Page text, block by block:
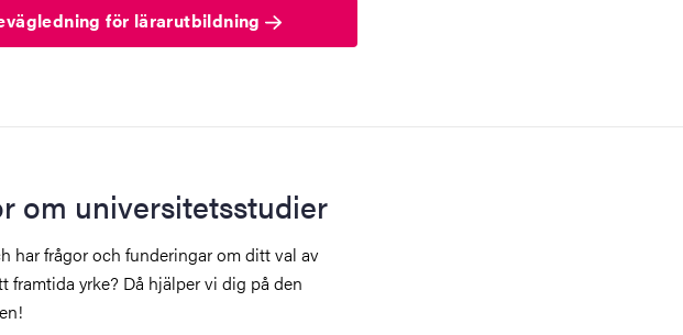
för lärarutbildning
om universitetsstudier
har frågor och funderingar om ditt val av
yrke? Då hjälper vi dig på den